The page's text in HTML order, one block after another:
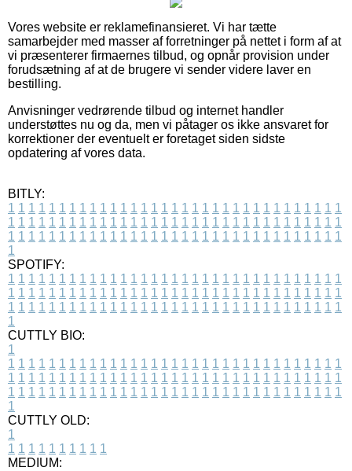
Vores website er reklamefinansieret. Vi har tætte
samarbejder med masser af forretninger på nettet i form af at
vi præsenterer firmaernes tilbud, og opnår provision under
forudsætning af at de brugere vi sender videre laver en
bestilling.
Anvisninger vedrørende tilbud og internet handler
understøttes nu og da, men vi påtager os ikke ansvaret for
korrektioner der eventuelt er foretaget siden sidste
opdatering af vores data.
BITLY:
1 1 1 1 1 1 1 1 1 1 1 1 1 1 1 1 1 1 1 1 1 1 1 1 1 1 1 1 1 1 1 1 1
1 1 1 1 1 1 1 1 1 1 1 1 1 1 1 1 1 1 1 1 1 1 1 1 1 1 1 1 1 1 1 1 1
1 1 1 1 1 1 1 1 1 1 1 1 1 1 1 1 1 1 1 1 1 1 1 1 1 1 1 1 1 1 1 1 1
1
SPOTIFY:
1 1 1 1 1 1 1 1 1 1 1 1 1 1 1 1 1 1 1 1 1 1 1 1 1 1 1 1 1 1 1 1 1
1 1 1 1 1 1 1 1 1 1 1 1 1 1 1 1 1 1 1 1 1 1 1 1 1 1 1 1 1 1 1 1 1
1 1 1 1 1 1 1 1 1 1 1 1 1 1 1 1 1 1 1 1 1 1 1 1 1 1 1 1 1 1 1 1 1
1
CUTTLY BIO:
1
1 1 1 1 1 1 1 1 1 1 1 1 1 1 1 1 1 1 1 1 1 1 1 1 1 1 1 1 1 1 1 1 1
1 1 1 1 1 1 1 1 1 1 1 1 1 1 1 1 1 1 1 1 1 1 1 1 1 1 1 1 1 1 1 1 1
1 1 1 1 1 1 1 1 1 1 1 1 1 1 1 1 1 1 1 1 1 1 1 1 1 1 1 1 1 1 1 1 1
1
CUTTLY OLD:
1
1 1 1 1 1 1 1 1 1 1
MEDIUM: